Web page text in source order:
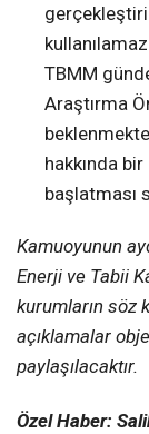
TBMM
Araştırma
hakkında
başlatması
Kamuoyunun
Enerji ve Tabii
kurumların söz
açıklamalar
paylaşılacaktır.
Özel Haber: